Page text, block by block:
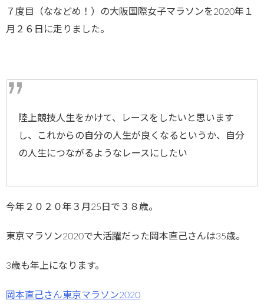
７度目（ななどめ！）の大阪国際女子マラソンを2020年１
月２６日に走りました。
陸上競技人生をかけて、レースをしたいと思います
し、これからの自分の人生が良くなるというか、自分
の人生につながるようなレースにしたい
今年２０２０年３月25日で３８歳。
東京マラソン2020で大活躍だった岡本直己さんは35歳。
3歳も年上になります。
岡本直己さん東京マラソン2020